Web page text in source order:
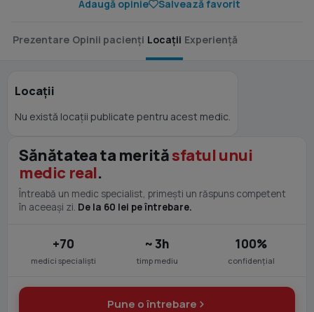
Adaugă opinie
Salvează favorit
Prezentare Opinii pacienți Locații Experiență
Locații
Nu există locații publicate pentru acest medic.
Sănătatea ta merităsfatul unui
medic real.
Întreabă un medic specialist, primești un răspuns competent
în aceeași zi. De la 60 lei pe întrebare.
+70
medici specialiști
~ 3h
timp mediu
100%
confidențial
Pune o întrebare